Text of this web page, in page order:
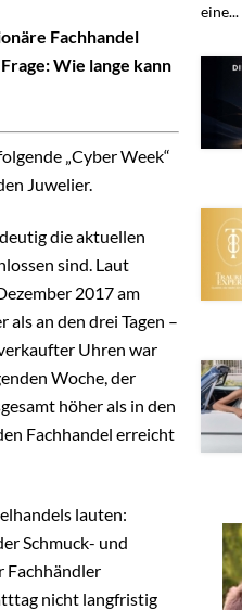
Fachhandel
Wie lange kann
„Cyber Week“
Juwelier.
die aktuellen
sind. Laut
2017 am
als an den drei Tagen –
Uhren war
Woche, der
höher als in den
Fachhandel erreicht
lauten:
Schmuck- und
Fachhändler
nicht langfristig
eine...